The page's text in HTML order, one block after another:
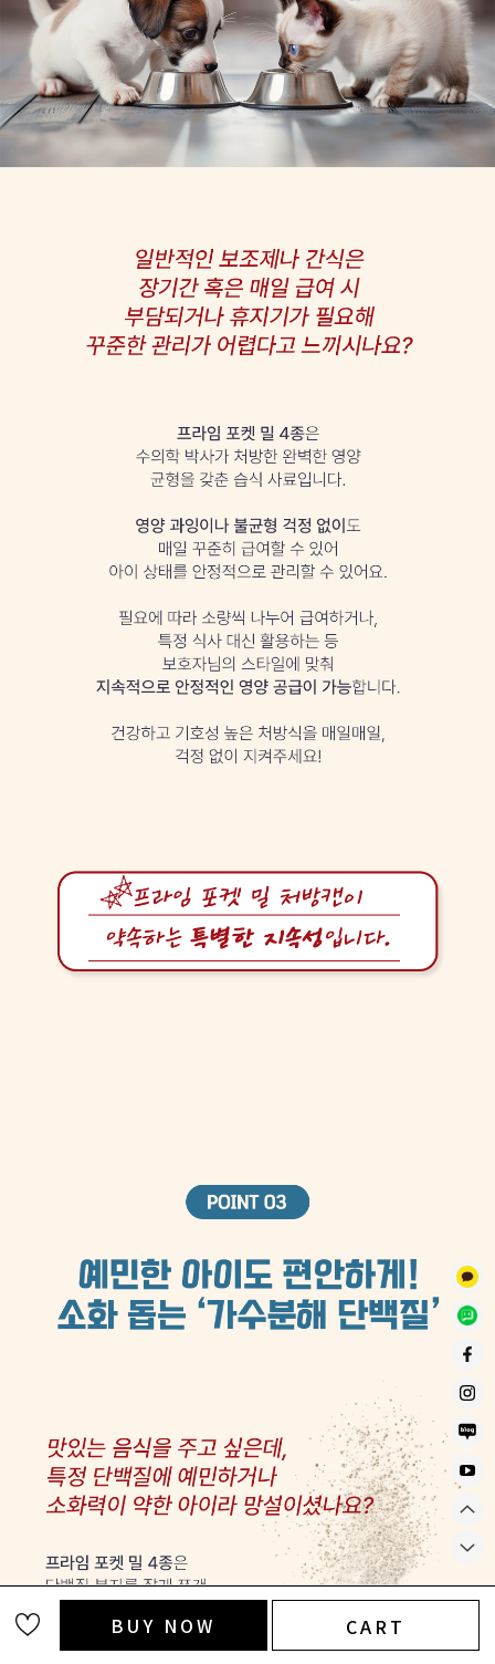
BUY NOW CART